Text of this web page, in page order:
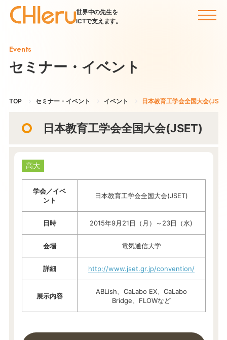
世界中の先生を
ICTで支えます。
Events
セミナー・イベント
TOP セミナー・イベント イベント 日本教育工学会全国大会
日本教育工学会全国大会(JSET)
高大
学会／イベ
ント
日本教育工学会全国大会(JSET)
日時 2015年9月21日（月）～23日（水)
会場 電気通信大学
詳細 http://www.jset.gr.jp/convention/
展示内容
ABLish、CaLabo EX、CaLabo
Bridge、FLOWなど